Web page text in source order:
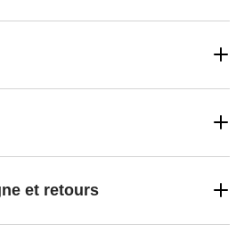
et retours